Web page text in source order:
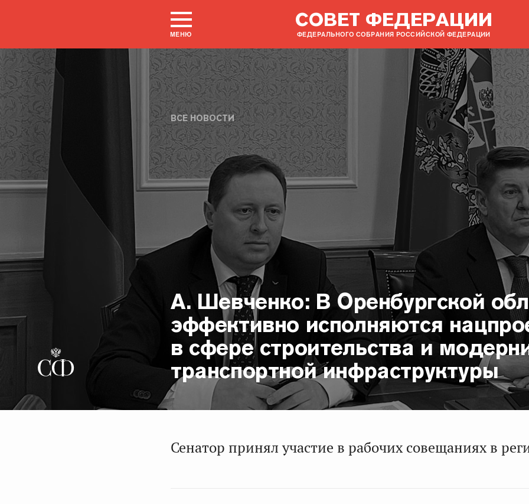
МЕНЮ
СОВЕТ ФЕДЕРАЦИИ
ФЕДЕРАЛЬНОГО СОБРАНИЯ РОССИЙСКОЙ ФЕДЕРАЦИИ
ВСЕ НОВОСТИ
А. Шевченко: В Оренбургской
эффективно исполняются
в сфере строительства и
транспортной инфраструктуры
Сенатор принял участие в рабочих совещаниях в